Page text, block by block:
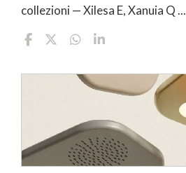
collezioni — Xilesa E, Xanuia Q ...